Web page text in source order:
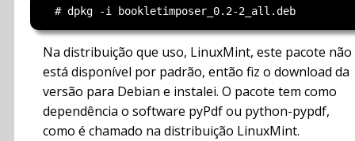
Na distribuição que uso, LinuxMint, este pacote não
está disponível por padrão, então fiz o download da
versão para Debian e instalei. O pacote tem como
dependência o software pyPdf ou python-pypdf,
como é chamado na distribuição LinuxMint.